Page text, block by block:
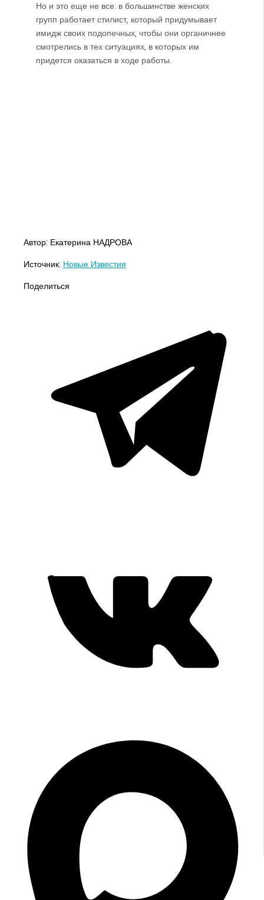
Но и это еще не все: в большинстве женских
групп работает стилист, который придумывает
имидж своих подопечных, чтобы они органичнее
смотрелись в тех ситуациях, в которых им
придется оказаться в ходе работы.
Автор: Екатерина НАДРОВА
Источник: Новые Известия
Поделиться